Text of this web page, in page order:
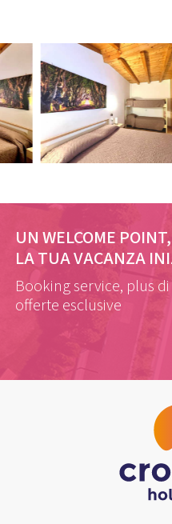
UN WELCOME
LA TUA VACANZA
Booking service, plus
offerte esclusive